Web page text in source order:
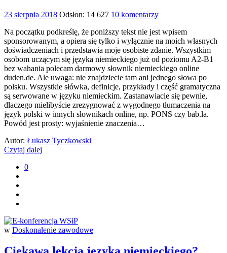
23 sierpnia 2018 Odsłon: 14 627 10 komentarzy
Na początku podkreślę, że poniższy tekst nie jest wpisem
sponsorowanym, a opiera się tylko i wyłącznie na moich własnych
doświadczeniach i przedstawia moje osobiste zdanie. Wszystkim
osobom uczącym się języka niemieckiego już od poziomu A2-B1
bez wahania polecam darmowy słownik niemieckiego online
duden.de. Ale uwaga: nie znajdziecie tam ani jednego słowa po
polsku. Wszystkie słówka, definicje, przykłady i część gramatyczna
są serwowane w języku niemieckim. Zastanawiacie się pewnie,
dlaczego mielibyście zrezygnować z wygodnego tłumaczenia na
język polski w innych słownikach online, np. PONS czy bab.la.
Powód jest prosty: wyjaśnienie znaczenia…
Autor: Łukasz Tyczkowski
Czytaj dalej
0
w Doskonalenie zawodowe